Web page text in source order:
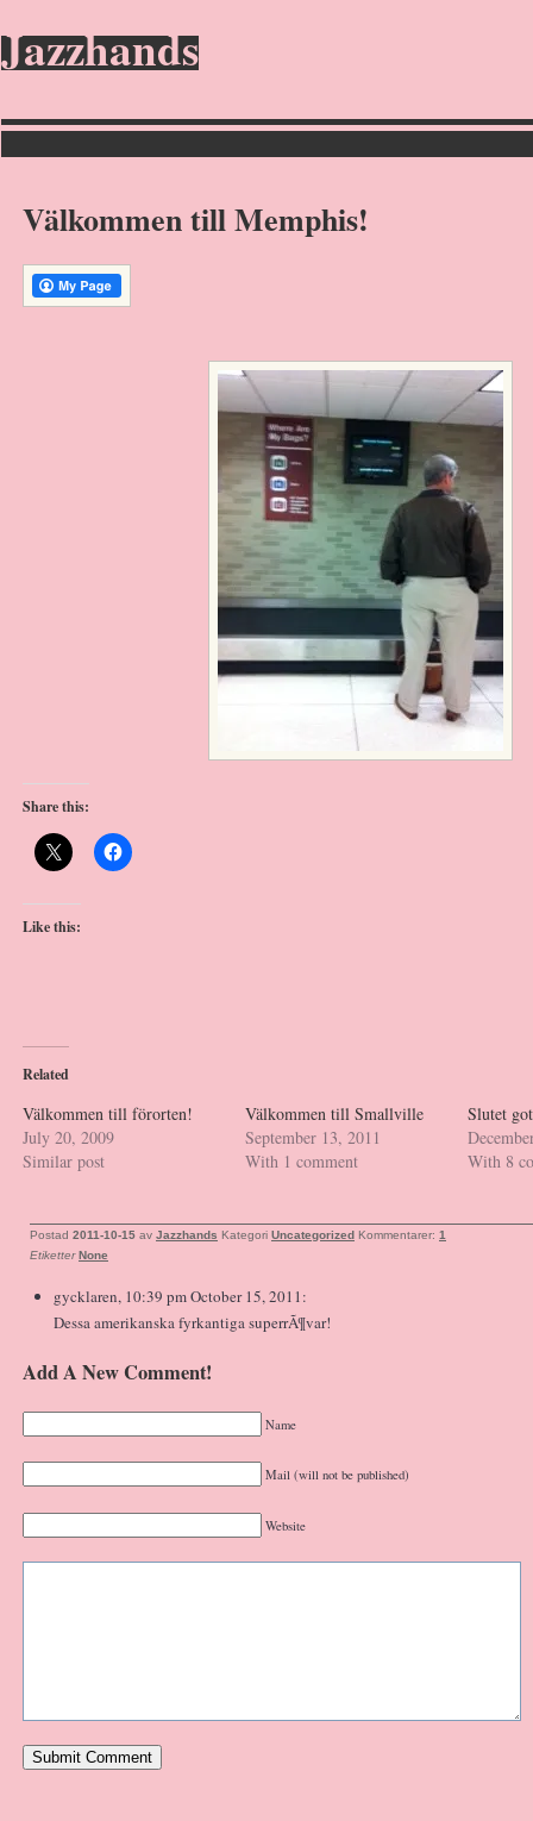
Jazzhands
Välkommen till Memphis!
Share this:
Like this:
Related
Välkommen till förorten!
July 20, 2009
Similar post
Välkommen till Smallville
September 13, 2011
With 1 comment
Slutet
With 8
Postad 2011-10-15 av Jazzhands Kategori Uncategorized Kommentarer: 1
Etiketter None
gycklaren, 10:39 pm October 15, 2011:
Dessa amerikanska fyrkantiga superrÃ¶var!
Add A New Comment!
Name
Mail (will not be published)
Website